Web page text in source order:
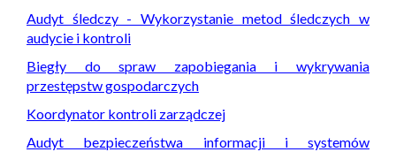
Audyt śledczy - Wykorzystanie metod śledczych w
audycie i kontroli
Biegły do spraw zapobiegania i wykrywania
przestępstw gospodarczych
Koordynator kontroli zarządczej
Audyt bezpieczeństwa informacji i systemów